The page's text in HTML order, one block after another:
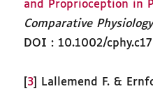
and Proprioception in
Comparative Physiology
DOI : 10.1002/
3 ] Lallemend F. &